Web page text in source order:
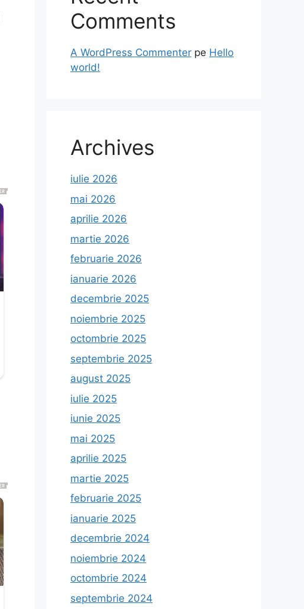
Comments
A WordPress Commenter pe Hello
world!
Archives
iulie 2026
mai 2026
aprilie 2026
martie 2026
februarie 2026
ianuarie 2026
decembrie 2025
noiembrie 2025
octombrie 2025
septembrie 2025
august 2025
iulie 2025
iunie 2025
mai 2025
aprilie 2025
martie 2025
februarie 2025
ianuarie 2025
decembrie 2024
noiembrie 2024
octombrie 2024
septembrie 2024